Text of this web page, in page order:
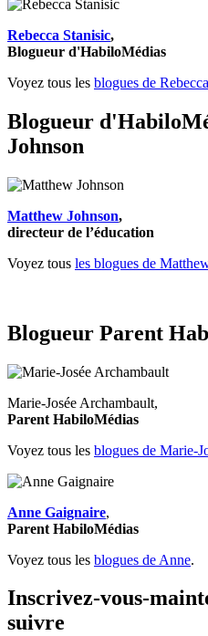
Rebecca Stanisic,
Blogueur d'HabiloMédias
Voyez tous les blogues de Rebecca
Blogueur
Johnson
Matthew Johnson,
directeur de l’éducation
Voyez tous les blogues de
Blogueur Parent
Marie-Josée Archambault,
Parent HabiloMédias
Voyez tous les blogues de Marie-
Anne Gaignaire,
Parent HabiloMédias
Voyez tous les blogues de Anne.
Inscrivez-vous-
suivre